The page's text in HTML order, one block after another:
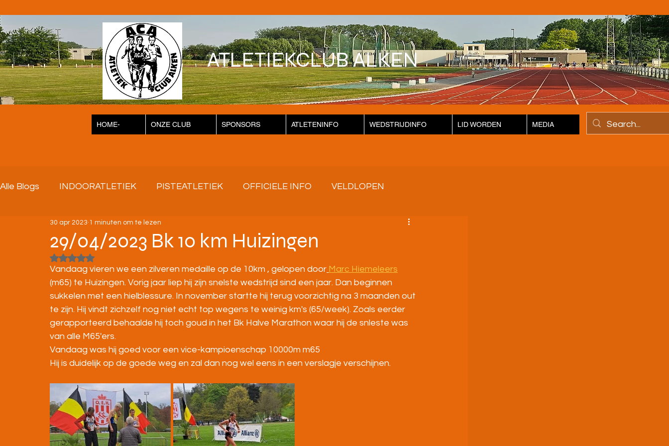
ATLETIEKCLUB ALKEN
HOME- ONZE CLUB SPONSORS ATLETENINFO WEDSTRIJDINFO LID WORDEN MEDIA
Alle Blogs INDOORATLETIEK PISTEATLETIEK OFFICIELE INFO VELDLOPEN
STRATENLOPEN JEUGD/ONDERBOUW
KAMPIOENSCHAPPEN
29/04/2023 Bk 10 km Huizingen
30 apr 2023 1 minuten om te lezen
Beoordeeld met NaN uit 5 sterren.
Vandaag vieren we een zilveren medaille op de 10km , gelopen door Marc Hiemeleers
(m65) te Huizingen. Vorig jaar liep hij zijn snelste wedstrijd sind een jaar. Dan beginnen
sukkelen met een hielblessure. In november startte hij terug voorzichtig na 3 maanden out
te zijn. Hij vindt zichzelf nog niet echt top wegens te weinig km's (65/week). Zoals eerder
gerapporteerd behaalde hij toch goud in het Bk Halve Marathon waar hij de snleste was
van alle M65'ers.
Vandaag was hij goed voor een vice-kampioenschap 10000m m65
Hij is duidelijk op de goede weg en zal dan nog wel eens in een verslagje verschijnen.